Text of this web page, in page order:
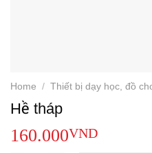
Home / Thiết bị dạy học, đồ
Hề tháp
160.000VND